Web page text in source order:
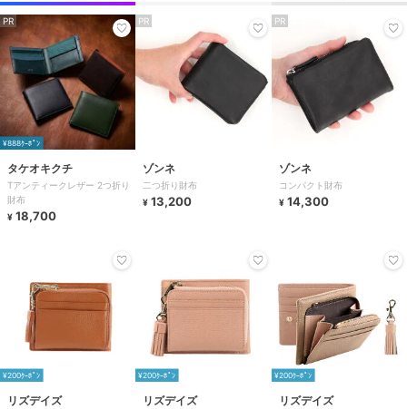
PR
¥888ｸｰﾎﾟﾝ
タケオキクチ
Tアンティークレザー 2つ折り
財布
¥ 18,700
PR
ゾンネ
二つ折り財布
¥ 13,200
PR
ゾンネ
コンパクト財布
¥ 14,300
¥200ｸｰﾎﾟﾝ
リズデイズ
¥200ｸｰﾎﾟﾝ
リズデイズ
¥200ｸｰﾎﾟﾝ
リズデイズ